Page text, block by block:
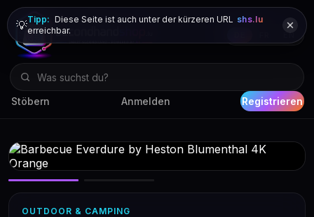
Stöbern Anmelden Registrieren
💡Tipp: Diese Seite ist auch unter der kürzeren URL shs.lu
erreichbar.
OUTDOOR & CAMPING